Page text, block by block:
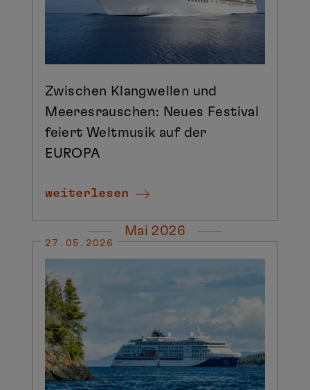
Zwischen Klangwellen und
Meeresrauschen: Neues Festival
feiert Weltmusik auf der
EUROPA
weiterlesen
Mai 2026
27.05.2026